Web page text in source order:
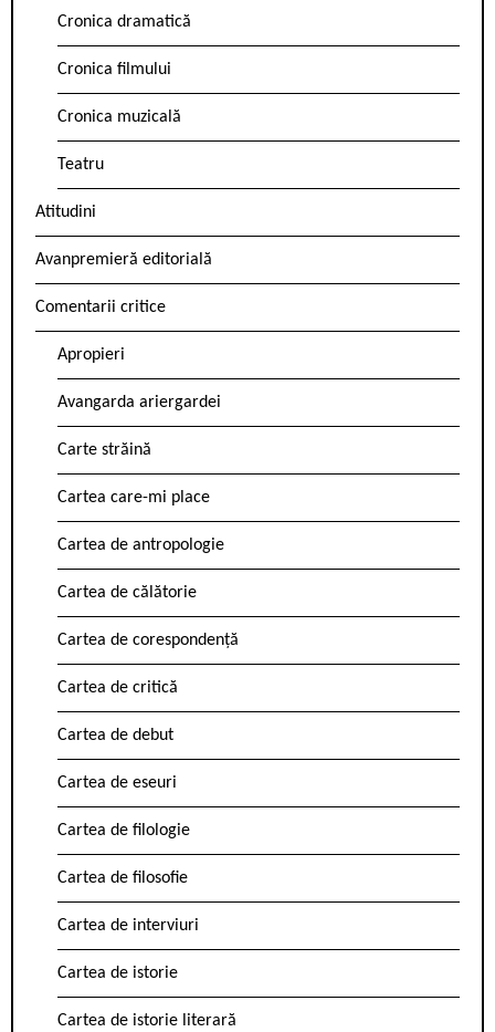
Cronica dramatică
Cronica filmului
Cronica muzicală
Teatru
Atitudini
Avanpremieră editorială
Comentarii critice
Apropieri
Avangarda ariergardei
Carte străină
Cartea care-mi place
Cartea de antropologie
Cartea de călătorie
Cartea de corespondență
Cartea de critică
Cartea de debut
Cartea de eseuri
Cartea de filologie
Cartea de filosofie
Cartea de interviuri
Cartea de istorie
Cartea de istorie literară